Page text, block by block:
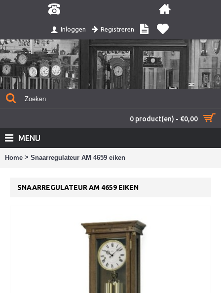
Inloggen Registreren
0 product(en) - €0,00
MENU
Home > Snaarregulateur AM 4659 eiken
SNAARREGULATEUR AM 4659 EIKEN